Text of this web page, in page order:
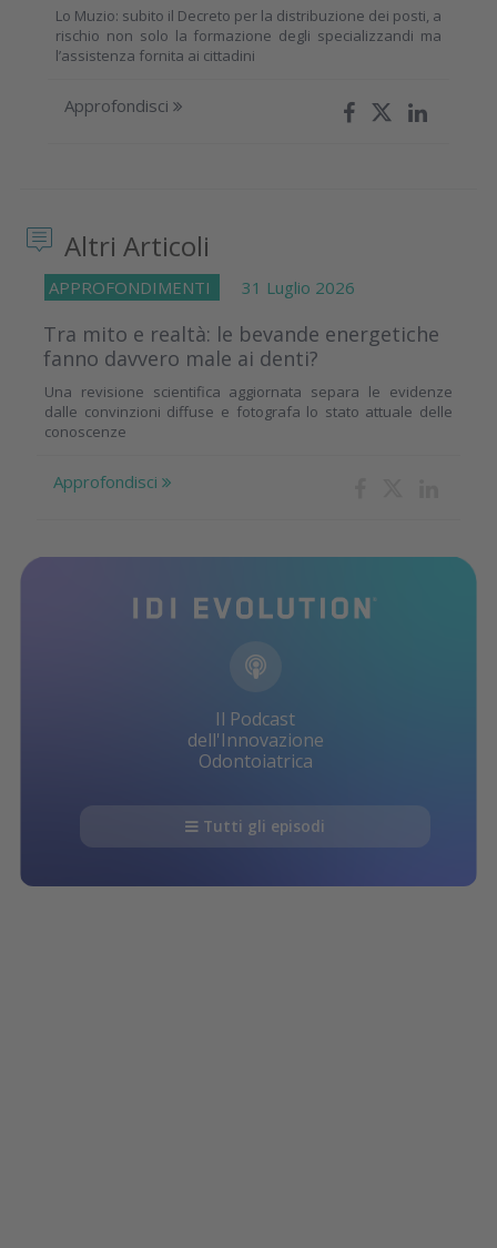
Lo Muzio: subito il Decreto per la distribuzione dei posti, a
rischio non solo la formazione degli specializzandi ma
l’assistenza fornita ai cittadini
Approfondisci
Altri Articoli
APPROFONDIMENTI 31 Luglio 2026
Tra mito e realtà: le bevande energetiche
fanno davvero male ai denti?
Una revisione scientifica aggiornata separa le evidenze
dalle convinzioni diffuse e fotografa lo stato attuale delle
conoscenze
Approfondisci
Il Podcast
dell'Innovazione
Odontoiatrica
Tutti gli episodi